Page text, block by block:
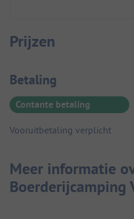
Prijzen
Betaalinformatie
Betaling
Contante betaling
Vooruitbetaling verplicht
Meer informatie
Boerderijcamping